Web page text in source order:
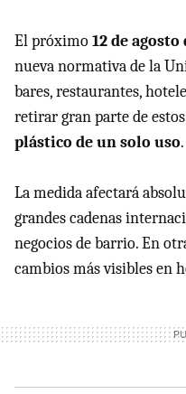
El próximo12 de agosto
nueva normativa de la
bares, restaurantes,
retirar gran parte de estos
plástico de un solo uso.
La medida afectará
grandes cadenas
negocios de barrio. En
cambios más visibles en